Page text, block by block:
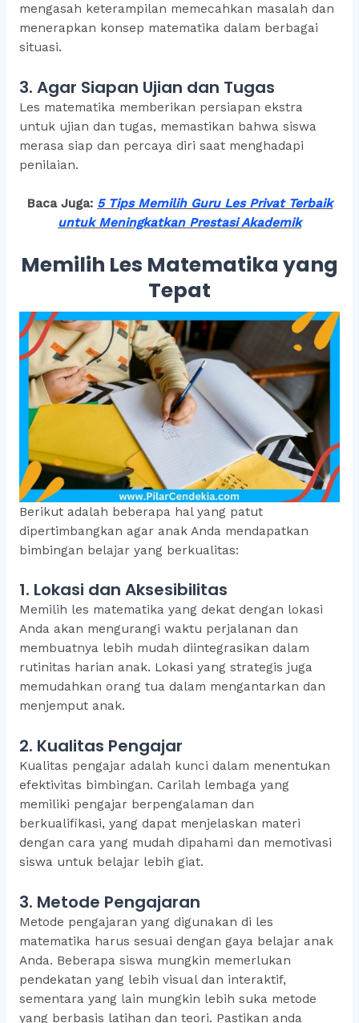
mengasah keterampilan memecahkan masalah dan
menerapkan konsep matematika dalam berbagai
situasi.
3. Agar Siapan Ujian dan Tugas
Les matematika memberikan persiapan ekstra
untuk ujian dan tugas, memastikan bahwa siswa
merasa siap dan percaya diri saat menghadapi
penilaian.
Baca Juga: 5 Tips Memilih Guru Les Privat Terbaik
untuk Meningkatkan Prestasi Akademik
Memilih Les Matematika yang
Tepat
Berikut adalah beberapa hal yang patut
dipertimbangkan agar anak Anda mendapatkan
bimbingan belajar yang berkualitas:
1. Lokasi dan Aksesibilitas
Memilih les matematika yang dekat dengan lokasi
Anda akan mengurangi waktu perjalanan dan
membuatnya lebih mudah diintegrasikan dalam
rutinitas harian anak. Lokasi yang strategis juga
memudahkan orang tua dalam mengantarkan dan
menjemput anak.
2. Kualitas Pengajar
Kualitas pengajar adalah kunci dalam menentukan
efektivitas bimbingan. Carilah lembaga yang
memiliki pengajar berpengalaman dan
berkualifikasi, yang dapat menjelaskan materi
dengan cara yang mudah dipahami dan memotivasi
siswa untuk belajar lebih giat.
3. Metode Pengajaran
Metode pengajaran yang digunakan di les
matematika harus sesuai dengan gaya belajar anak
Anda. Beberapa siswa mungkin memerlukan
pendekatan yang lebih visual dan interaktif,
sementara yang lain mungkin lebih suka metode
yang berbasis latihan dan teori. Pastikan anda